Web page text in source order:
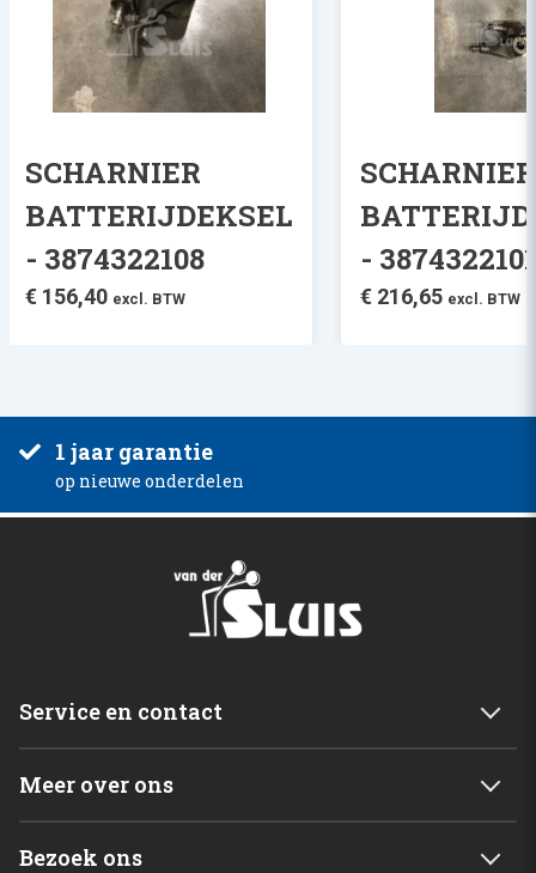
SCHARNIER
BATTERIJDEKSEL
- 3874322108
€ 156,40 excl. BTW
SCHARNIER
-
€ 216,65 excl. BTW
1 jaar garantie
op nieuwe onderdelen
Service en contact
Meer over ons
Bezoek ons